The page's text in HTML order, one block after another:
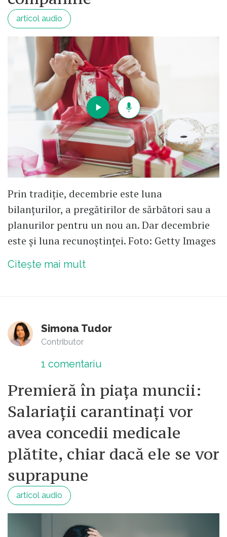
articol audio
Prin tradiție, decembrie este luna
bilanțurilor, a pregătirilor de sărbători sau a
planurilor pentru un nou an. Dar decembrie
este și luna recunoștinței. Foto: Getty Images
Citește mai mult
Simona Tudor
Contributor
1 comentariu
Premieră în piața muncii:
Salariații carantinați vor
avea concedii medicale
plătite, chiar dacă ele se vor
suprapune
articol audio